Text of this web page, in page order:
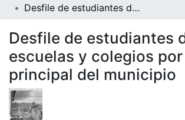
Desfile de estudiantes de escuelas y colegios por la vía principal del municipio
Desfile de estudiantes
escuelas y colegios
principal del municipio